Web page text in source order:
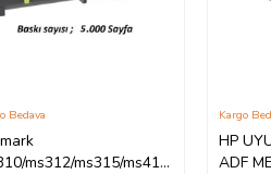
ms312/ms315/ms410/ms415/
Bedava
HP
ADF
Kargo